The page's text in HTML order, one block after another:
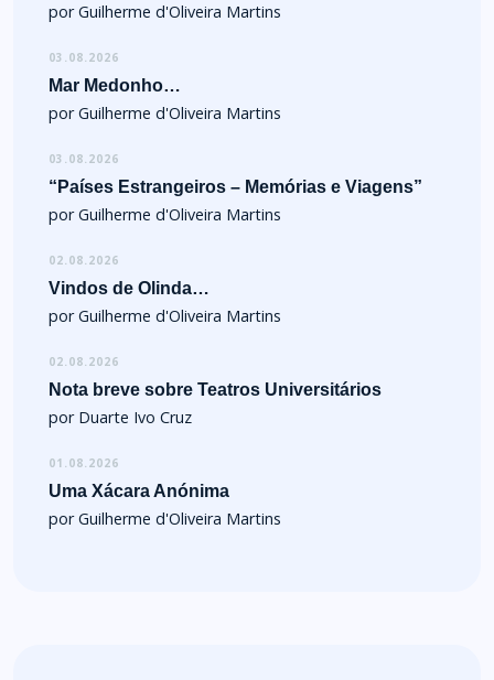
por Guilherme d'Oliveira Martins
03.08.2026
Mar Medonho…
por Guilherme d'Oliveira Martins
03.08.2026
“Países Estrangeiros – Memórias e Viagens”
por Guilherme d'Oliveira Martins
02.08.2026
Vindos de Olinda…
por Guilherme d'Oliveira Martins
02.08.2026
Nota breve sobre Teatros Universitários
por Duarte Ivo Cruz
01.08.2026
Uma Xácara Anónima
por Guilherme d'Oliveira Martins